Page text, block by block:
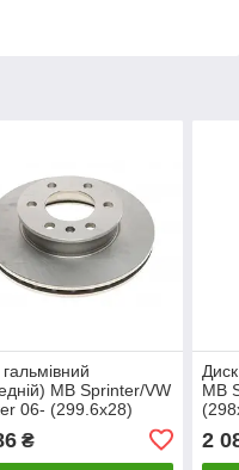
MB Sprinter/VW
06- (299.6x28)
₴
MB
2